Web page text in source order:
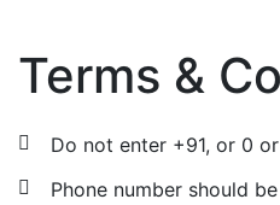
Terms &
Do not enter +91, or 0
Phone number should